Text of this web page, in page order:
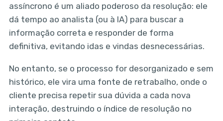
assíncrono é um aliado poderoso da resolução: ele
dá tempo ao analista (ou à IA) para buscar a
informação correta e responder de forma
definitiva, evitando idas e vindas desnecessárias.
No entanto, se o processo for desorganizado e sem
histórico, ele vira uma fonte de retrabalho, onde o
cliente precisa repetir sua dúvida a cada nova
interação, destruindo o índice de resolução no